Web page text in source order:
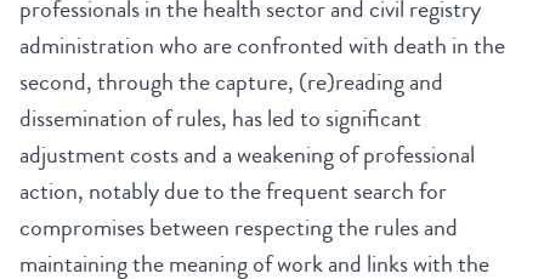
professionals in the health sector and civil registry
administration who are confronted with death in the
second, through the capture, (re)reading and
dissemination of rules, has led to significant
adjustment costs and a weakening of professional
action, notably due to the frequent search for
compromises between respecting the rules and
maintaining the meaning of work and links with the